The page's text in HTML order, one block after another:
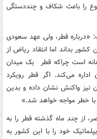
را باعث شکاف و چنددستگی
«درباره قطر، ولی عهد سعودی
کشور بداند اما انتقاد ریاض از
است چراکه قطر یک میدان
می‌کند. اگر قطر رویکرد
نیز واکنش نشان داده و بدین
با خطر مواجه خواهد شد.»
از چند ماه گذشته قطر را به
خود را با این کشور به